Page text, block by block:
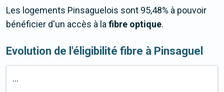
Les logements Pinsaguelois sont 95,48% à pouvoir
bénéficier d'un accès à lafibre optique.
Evolution de l'éligibilité fibre à Pinsaguel
...